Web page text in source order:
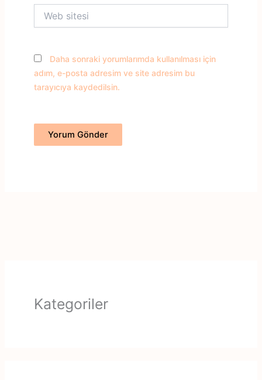
sitesi
Daha sonraki yorumlarımda kullanılması için
adım, e-posta adresim ve site adresim bu
tarayıcıya kaydedilsin.
Kategoriler